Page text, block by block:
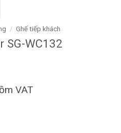
/ Ghế tiếp khách
SG-WC132
VAT